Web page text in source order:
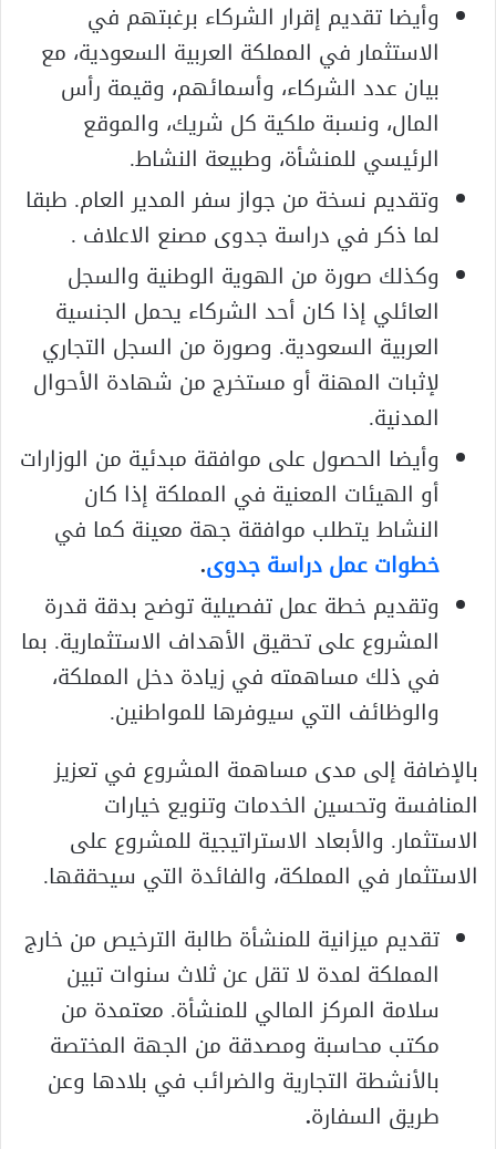
وأيضا تقديم إقرار الشركاء برغبتهم في
الاستثمار في المملكة العربية السعودية، مع
بيان عدد الشركاء، وأسمائهم، وقيمة رأس
المال، ونسبة ملكية كل شريك، والموقع
الرئيسي للمنشأة، وطبيعة النشاط.
وتقديم نسخة من جواز سفر المدير العام. طبقا
لما ذكر في دراسة جدوى مصنع الاعلاف .
وكذلك صورة من الهوية الوطنية والسجل
العائلي إذا كان أحد الشركاء يحمل الجنسية
العربية السعودية. وصورة من السجل التجاري
لإثبات المهنة أو مستخرج من شهادة الأحوال
المدنية.
وأيضا الحصول على موافقة مبدئية من الوزارات
أو الهيئات المعنية في المملكة إذا كان
النشاط يتطلب موافقة جهة معينة كما في
خطوات عمل دراسة جدوى.
وتقديم خطة عمل تفصيلية توضح بدقة قدرة
المشروع على تحقيق الأهداف الاستثمارية. بما
في ذلك مساهمته في زيادة دخل المملكة،
والوظائف التي سيوفرها للمواطنين.
بالإضافة إلى مدى مساهمة المشروع في تعزيز
المنافسة وتحسين الخدمات وتنويع خيارات
الاستثمار. والأبعاد الاستراتيجية للمشروع على
الاستثمار في المملكة، والفائدة التي سيحققها.
تقديم ميزانية للمنشأة طالبة الترخيص من خارج
المملكة لمدة لا تقل عن ثلاث سنوات تبين
سلامة المركز المالي للمنشأة. معتمدة من
مكتب محاسبة ومصدقة من الجهة المختصة
بالأنشطة التجارية والضرائب في بلادها وعن
طريق السفارة.